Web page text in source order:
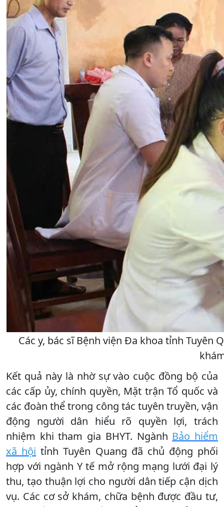
Các y, bác sĩ Bệnh viện Đa khoa tỉnh Tuyên
Kết quả này là nhờ sự vào cuộc đồng bộ của
các cấp ủy, chính quyền, Mặt trận Tổ quốc và
các đoàn thể trong công tác tuyên truyền, vận
động người dân hiểu rõ quyền lợi, trách
nhiệm khi tham gia BHYT. Ngành Bảo hiểm
xã hội tỉnh Tuyên Quang đã chủ động phối
hợp với ngành Y tế mở rộng mạng lưới đại lý
thu, tạo thuận lợi cho người dân tiếp cận dịch
vụ. Các cơ sở khám, chữa bệnh được đầu tư,